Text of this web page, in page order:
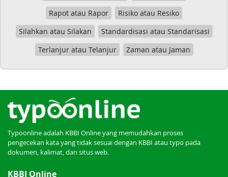
Rapot atau Rapor
Risiko atau Resiko
Silahkan atau Silakan
Standardisasi atau Standarisasi
Terlanjur atau Telanjur
Zaman atau Jaman
Typoonline adalah KBBI Online yang memudahkan proses
pengecekan kata yang tidak sesuai dengan KBBI atau typo pada
dokumen, kalimat, dan situs web.
KBBI Online